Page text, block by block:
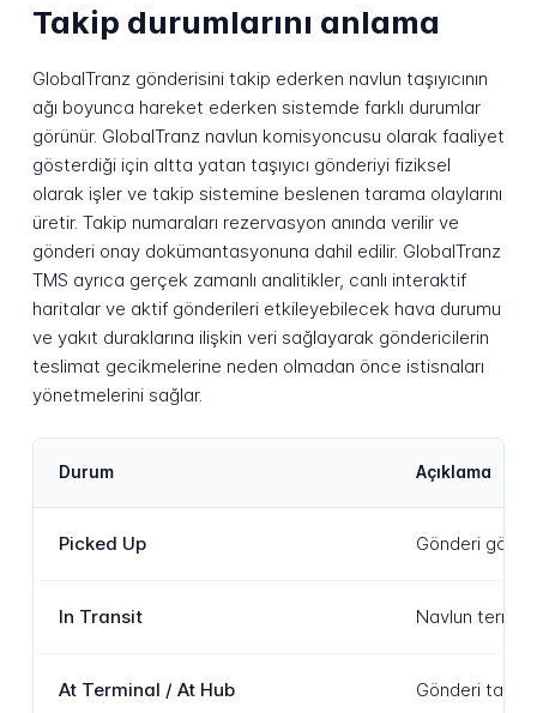
Takip durumlarını anlama
GlobalTranz gönderisini takip ederken navlun taşıyıcının
ağı boyunca hareket ederken sistemde farklı durumlar
görünür. GlobalTranz navlun komisyoncusu olarak faaliyet
gösterdiği için altta yatan taşıyıcı gönderiyi fiziksel
olarak işler ve takip sistemine beslenen tarama olaylarını
üretir. Takip numaraları rezervasyon anında verilir ve
gönderi onay dokümantasyonuna dahil edilir. GlobalTranz
TMS ayrıca gerçek zamanlı analitikler, canlı interaktif
haritalar ve aktif gönderileri etkileyebilecek hava durumu
ve yakıt duraklarına ilişkin veri sağlayarak göndericilerin
teslimat gecikmelerine neden olmadan önce istisnaları
yönetmelerini sağlar.
Durum Açıklama
Picked Up Gönderi
In Transit Navlun
At Terminal / At Hub Gönderi